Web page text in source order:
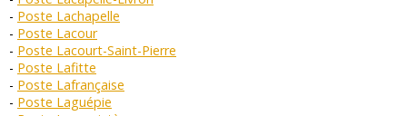
Poste Lachapelle
Poste Lacour
Poste Lacourt-Saint-Pierre
Poste Lafitte
Poste Lafrançaise
Poste Laguépie